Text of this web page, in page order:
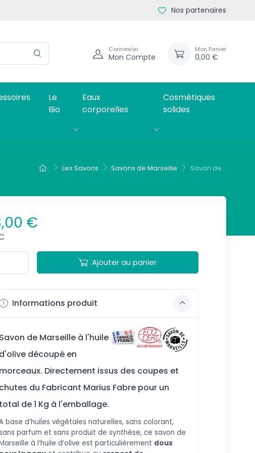
Nos partenaires
Connexion
Mon Compte
Mon Panier
0,00 €
Le
Bio
Eaux
corporelles
Cosmétiques
solides
Les Savons Savons de Marseille Savon de...
€
Ajouter au panier
Informations produit
Savon de Marseille à l'huile
d'olive découpé en
morceaux. Directement issus des coupes et
chutes du Fabricant Marius Fabre pour un
total de 1 Kg à l'emballage.
base d’huiles végétales naturelles, sans colorant,
parfum et sans produit de synthèse, ce savon de
à l’huile d’olive est particulièrement doux